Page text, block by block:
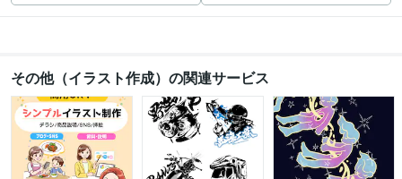
その他（イラスト作成）の関連サービス